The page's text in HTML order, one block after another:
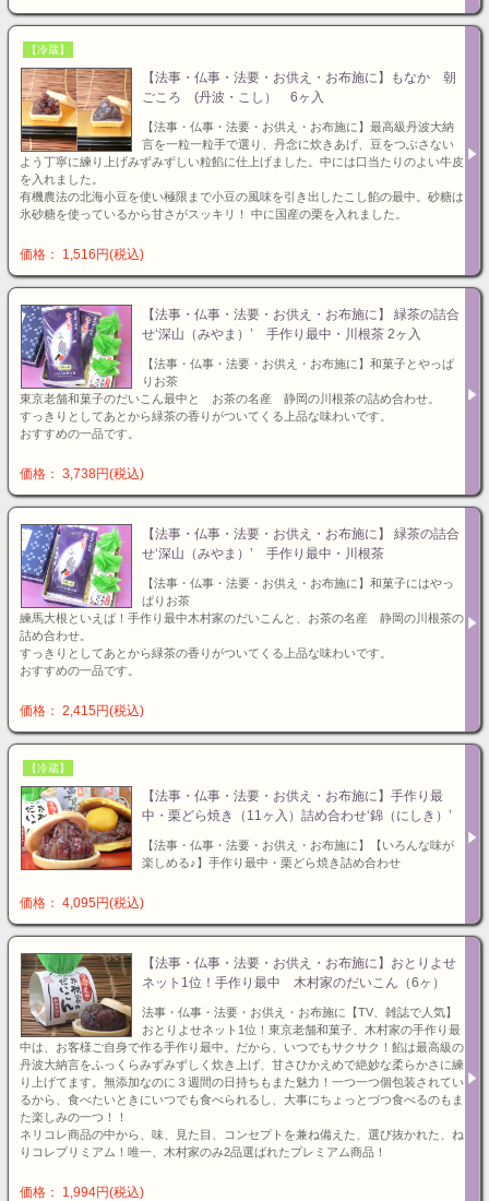
【冷蔵】
【法事・仏事・法要・お供え・お布施に】もなか 朝
ごころ (丹波・こし） 6ヶ入
【法事・仏事・法要・お供え・お布施に】最高級丹波大納
言を一粒一粒手で選り、丹念に炊きあげ、豆をつぶさない
よう丁寧に練り上げみずみずしい粒餡に仕上げました。中には口当たりのよい牛皮
を入れました。
有機農法の北海小豆を使い極限まで小豆の風味を引き出したこし餡の最中。砂糖は
氷砂糖を使っているから甘さがスッキリ！ 中に国産の栗を入れました。
価格： 1,516円(税込)
【法事・仏事・法要・お供え・お布施に】 緑茶の詰合
せ‘深山（みやま）’ 手作り最中・川根茶 2ヶ入
【法事・仏事・法要・お供え・お布施に】和菓子とやっぱ
りお茶
東京老舗和菓子のだいこん最中と お茶の名産 静岡の川根茶の詰め合わせ。
すっきりとしてあとから緑茶の香りがついてくる上品な味わいです。
おすすめの一品です。
価格： 3,738円(税込)
【法事・仏事・法要・お供え・お布施に】 緑茶の詰合
せ‘深山（みやま）’ 手作り最中・川根茶
【法事・仏事・法要・お供え・お布施に】和菓子にはやっ
ぱりお茶
練馬大根といえば！手作り最中木村家のだいこんと、お茶の名産 静岡の川根茶の
詰め合わせ。
すっきりとしてあとから緑茶の香りがついてくる上品な味わいです。
おすすめの一品です。
価格： 2,415円(税込)
【冷蔵】
【法事・仏事・法要・お供え・お布施に】手作り最
中・栗どら焼き（11ヶ入）詰め合わせ‘錦（にしき）’
【法事・仏事・法要・お供え・お布施に】【いろんな味が
楽しめる♪】手作り最中・栗どら焼き詰め合わせ
価格： 4,095円(税込)
【法事・仏事・法要・お供え・お布施に】おとりよせ
ネット1位！手作り最中 木村家のだいこん（6ヶ）
法事・仏事・法要・お供え・お布施に【TV、雑誌で人気】
おとりよせネット1位！東京老舗和菓子、木村家の手作り最
中は、お客様ご自身で作る手作り最中。だから、いつでもサクサク！餡は最高級の
丹波大納言をふっくらみずみずしく炊き上げ、甘さひかえめで絶妙な柔らかさに練
り上げてます。無添加なのに３週間の日持ちもまた魅力！一つ一つ個包装されてい
るから、食べたいときにいつでも食べられるし、大事にちょっとづつ食べるのもま
た楽しみの一つ！！
ネリコレ商品の中から、味、見た目、コンセプトを兼ね備えた、選び抜かれた、ね
りコレプリミアム！唯一、木村家のみ2品選ばれたプレミアム商品！
価格： 1,994円(税込)